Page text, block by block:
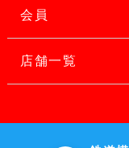
会員
店舗一覧